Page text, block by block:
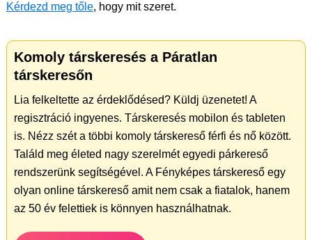
Kérdezd meg tőle, hogy mit szeret.
Komoly társkeresés a Páratlan
társkeresőn
Lia felkeltette az érdeklődésed? Küldj üzenetet! A
regisztráció ingyenes. Társkeresés mobilon és tableten
is. Nézz szét a többi komoly társkereső férfi és nő között.
Találd meg életed nagy szerelmét egyedi párkereső
rendszerünk segítségével. A Fényképes társkereső egy
olyan online társkereső amit nem csak a fiatalok, hanem
az 50 év felettiek is könnyen használhatnak.